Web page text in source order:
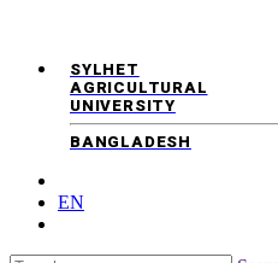
SYLHET
AGRICULTURAL
UNIVERSITY
BANGLADESH
EN